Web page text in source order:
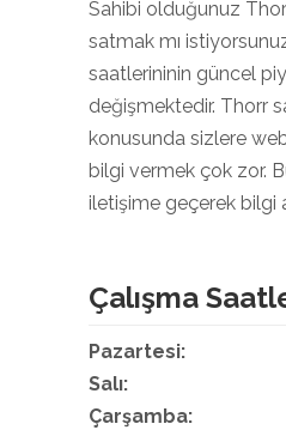
Sahibi olduğunuz
satmak mı
saatlerininin güncel
değişmektedir. Thorr
konusunda sizlere
bilgi vermek çok zor.
iletişime geçerek bilgi
Çalışma
Pazartesi:
Salı:
Çarşamba: